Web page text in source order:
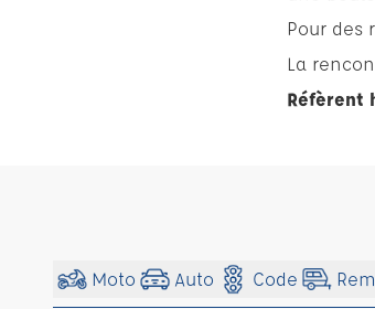
Pour des
La
Réfèrent
Moto Auto Code